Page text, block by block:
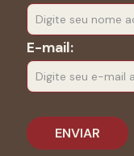
E-mail: